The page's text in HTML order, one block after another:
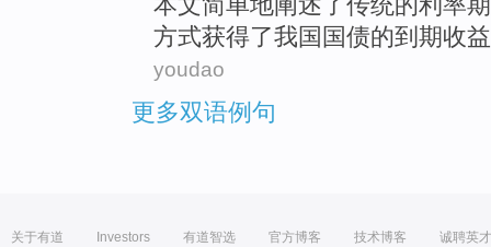
方式获得了我国 国债的到期收
youdao
更多双语例句
关于有道 Investors 有道智选 官方博客 技术博客 诚聘英才